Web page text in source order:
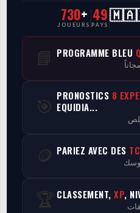
CasaCourses Pro
Resultats/Rapport CPCs
Discussion
Programmes
730+
JOUEURS
49
PAYS
📘 PROGRAMME BLEU
🎯 PRONOSTICS 8
EQUIDIA...
🪙 PARIEZ AVEC DES
🏆 CLASSEMENT, XP,